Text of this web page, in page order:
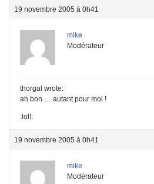
19 novembre 2005 à 0h41
mike
Modérateur
thorgal wrote:
ah bon … autant pour moi !
:lol!:
19 novembre 2005 à 0h41
mike
Modérateur